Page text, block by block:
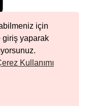
için
giriş yaparak
Kullanımı